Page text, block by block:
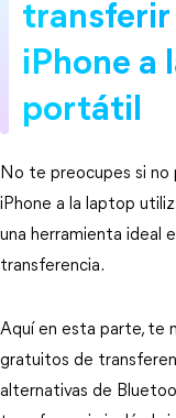
transferir
iPhone a
portátil
No te preocupes si no
iPhone a la laptop
una herramienta ideal
transferencia.
Aquí en esta parte, te
gratuitos de
alternativas de